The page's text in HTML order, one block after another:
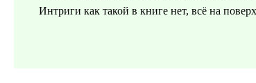
Интриги как такой в книге нет, всё на